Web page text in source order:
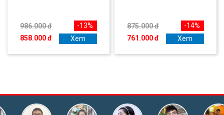
986.000 đ
858.000 đ
-13%
Xem
875.000 đ
761.000 đ
-14%
Xem